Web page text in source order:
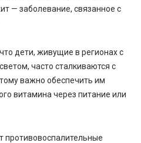
— заболевание, связанное с
дети, живущие в регионах с
часто сталкиваются с
важно обеспечить им
витамина через питание или
противовоспалительные